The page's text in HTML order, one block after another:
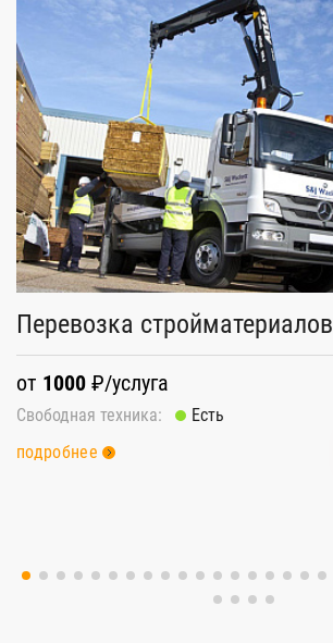
Перевозка стройматериалов
от 1000 ₽/услуга
Свободная техника:
Есть
подробнее